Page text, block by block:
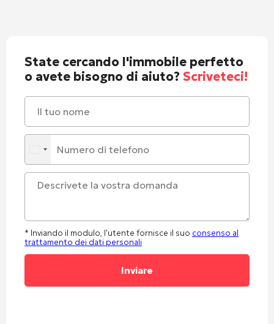
State cercando l'immobile perfetto
o avete bisogno di aiuto?Scriveteci!
* Inviando il modulo, l'utente fornisce il suo consenso al
trattamento dei dati personali